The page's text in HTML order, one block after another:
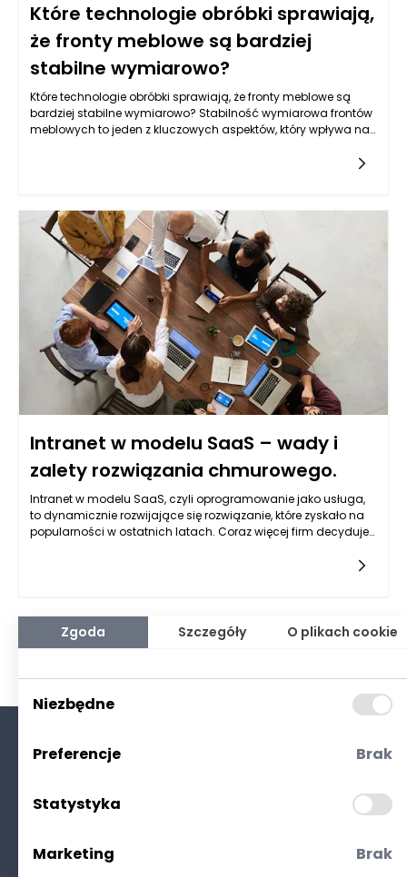
Które technologie obróbki sprawiają,
że fronty meblowe są bardziej
stabilne wymiarowo?
Które technologie obróbki sprawiają, że fronty meblowe są
bardziej stabilne wymiarowo? Stabilność wymiarowa frontów
meblowych to jeden z kluczowych aspektów, który wpływa na
Intranet w modelu SaaS – wady i
zalety rozwiązania chmurowego.
Intranet w modelu SaaS, czyli oprogramowanie jako usługa,
to dynamicznie rozwijające się rozwiązanie, które zyskało na
popularności w ostatnich latach. Coraz więcej firm decyduje
względu na wygodę, jaką niesie to rozwiązanie. W odróżnieniu
obsługi, format SaaS oferuje elastyczność, dostępność z
dowolnego miejsca i uproszczoną administrację. Firmy
mogą skupić się na swoim rozwoju, zamiast martwić się o
Polityka prywatności
Zgoda Szczegóły O plikach cookie
Niezbędne
Preferencje Brak
Statystyka
Marketing Brak